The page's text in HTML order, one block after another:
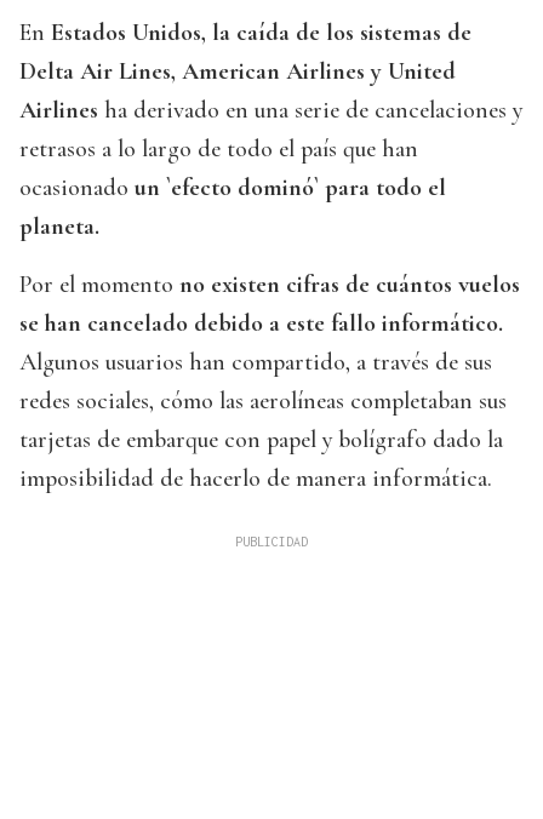
En Estados Unidos, la caída de los sistemas de
Delta Air Lines, American Airlines y United
Airlines ha derivado en una serie de cancelaciones y
retrasos a lo largo de todo el país que han
ocasionado un `efecto dominó` para todo el
planeta.
Por el momento no existen cifras de cuántos vuelos
se han cancelado debido a este fallo informático.
Algunos usuarios han compartido, a través de sus
redes sociales, cómo las aerolíneas completaban sus
tarjetas de embarque con papel y bolígrafo dado la
imposibilidad de hacerlo de manera informática.